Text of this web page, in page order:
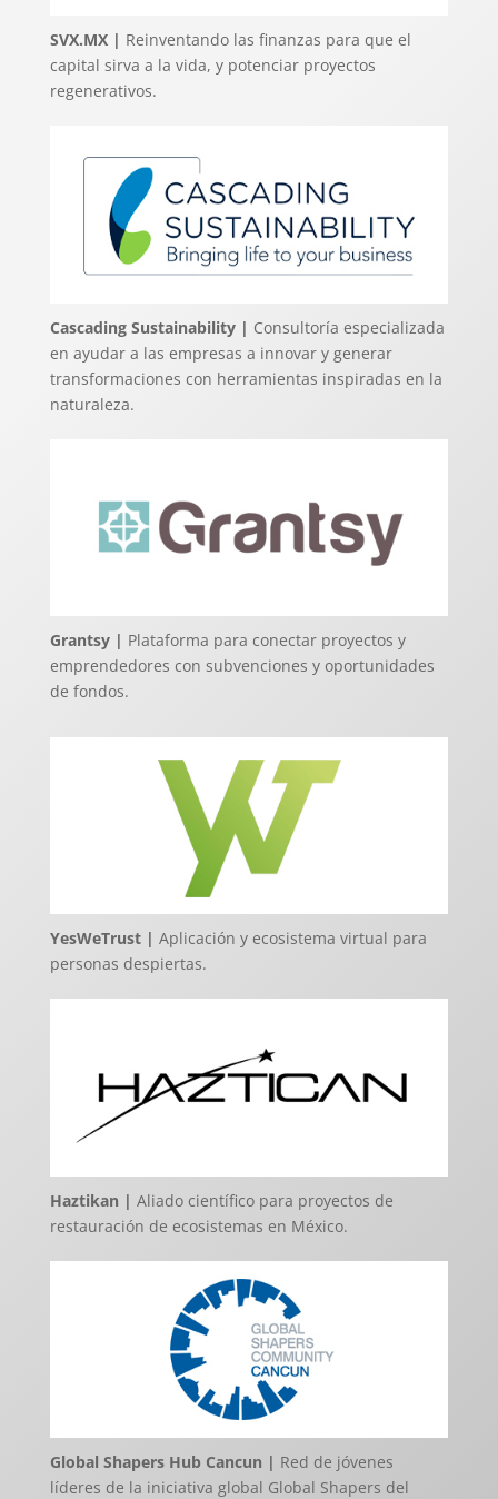
SVX.MX | Reinventando las finanzas para que el
capital sirva a la vida, y potenciar proyectos
regenerativos.
Cascading Sustainability | Consultoría especializada
en ayudar a las empresas a innovar y generar
transformaciones con herramientas inspiradas en la
naturaleza.
Grantsy | Plataforma para conectar proyectos y
emprendedores con subvenciones y oportunidades
de fondos.
YesWeTrust | Aplicación y ecosistema virtual para
personas despiertas.
Haztikan | Aliado científico para proyectos de
restauración de ecosistemas en México.
Global Shapers Hub Cancun | Red de jóvenes
líderes de la iniciativa global Global Shapers del